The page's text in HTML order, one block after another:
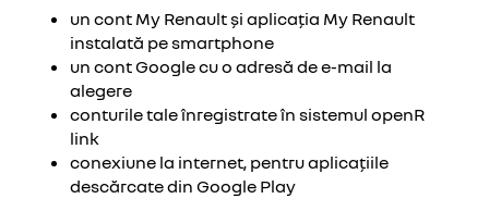
un cont My Renault și aplicația My Renault
instalată pe smartphone
un cont Google cu o adresă de e-mail la
alegere
conturile tale înregistrate în sistemul openR
link
conexiune la internet, pentru aplicațiile
descărcate din Google Play